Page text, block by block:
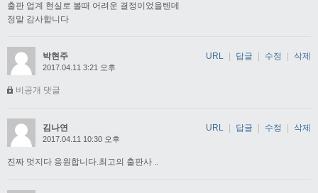
출판 업계 현실로 볼때 어려운 결정이었을텐데
정말 감사합니다
박현주
2017.04.11 3:21 오후
비공개 댓글
URL 답글 수정 삭제
김나연
2017.04.11 10:30 오후
진짜 멋지다 응원합니다.최고의 출판사 ..
URL 답글 수정 삭제